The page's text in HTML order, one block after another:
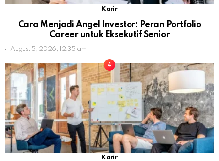
Karir
Cara Menjadi Angel Investor: Peran Portfolio
Career untuk Eksekutif Senior
August 5, 2026, 12:35 am
Karir